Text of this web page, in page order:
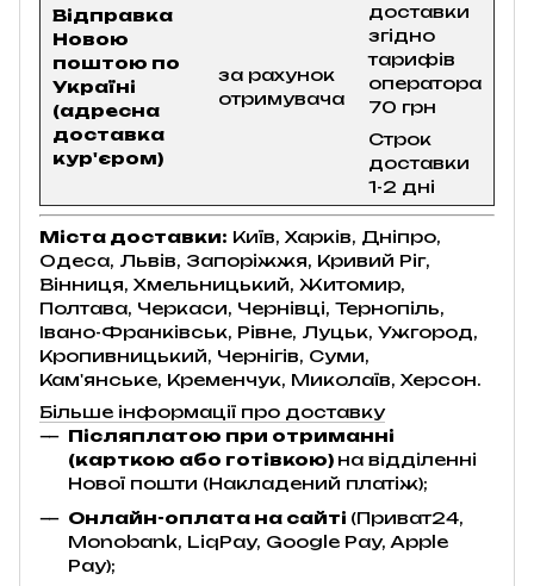
Відправка
Новою
поштою по
Україні
(адресна
доставка
кур'єром)
за рахунок
отримувача
доставки
згідно
тарифів
оператора
70 грн
Строк
доставки
1-2 дні
Міста доставки: Київ, Харків, Дніпро,
Одеса, Львів, Запоріжжя, Кривий Ріг,
Вінниця, Хмельницький, Житомир,
Полтава, Черкаси, Чернівці, Тернопіль,
Івано-Франківськ, Рівне, Луцьк, Ужгород,
Кропивницький, Чернігів, Суми,
Кам'янське, Кременчук, Миколаїв, Херсон.
Більше інформації про доставку
Післяплатою при отриманні
(карткою або готівкою) на відділенні
Нової пошти (Накладений платіж);
Онлайн-оплата на сайті (Приват24,
Monobank, LiqPay, Google Pay, Apple
Pay);